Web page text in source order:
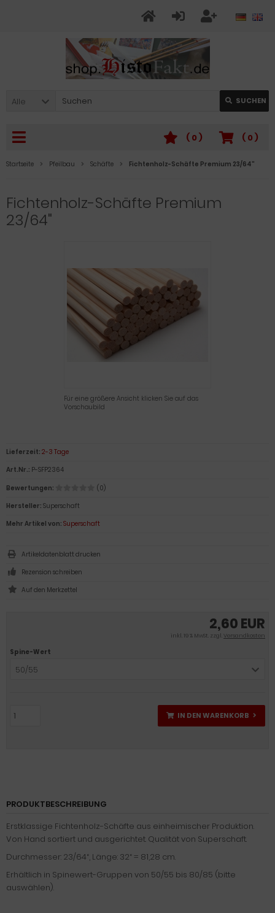
Alle SUCHEN
( 0 )
( 0 )
Startseite Pfeilbau Schäfte Fichtenholz-Schäfte Premium 23/64"
Fichtenholz-Schäfte Premium
23/64"
Für eine größere Ansicht klicken Sie auf das
Vorschaubild
2,60 EUR
inkl. 19 % MwSt. zzgl.Versandkosten
Spine-Wert
50/55
IN DEN WARENKORB
Lieferzeit: 2-3 Tage
Art.Nr.: P-SFP2364
Bewertungen:
(0)
Hersteller: Superschaft
Mehr Artikel von: Superschaft
Artikeldatenblatt drucken
Rezension schreiben
PRODUKTBESCHREIBUNG
Erstklassige Fichtenholz-Schäfte aus einheimischer Produktion.
Von Hand sortiert und ausgerichtet. Qualität von Superschaft.
Durchmesser: 23/64“, Länge: 32“ = 81,28 cm.
Erhältlich in Spinewert-Gruppen von 50/55 bis 80/85 (bitte
auswählen).